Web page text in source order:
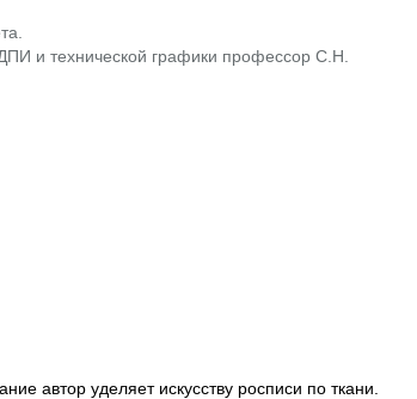
и технической графики профессор С.Н.
автор уделяет искусству росписи по ткани.